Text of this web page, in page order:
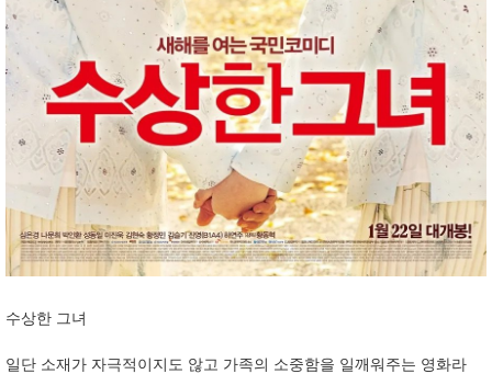
수상한 그녀
일단 소재가 자극적이지도 않고 가족의 소중함을 일깨워주는 영화라